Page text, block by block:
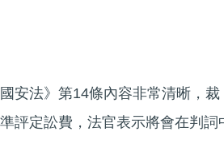
安法》第14條內容非常清晰，裁
評定訟費，法官表示將會在判詞